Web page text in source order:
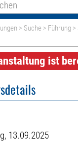
> Suche > Führung >
ist
13.09.2025